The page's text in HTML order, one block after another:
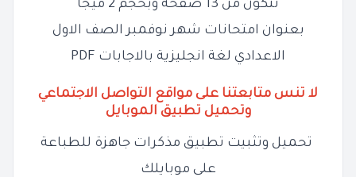
تتكون من 13 صفحة وبحجم 2 ميجا
بعنوان امتحانات شهر نوفمبر الصف الاول
الاعدادي لغة انجليزية بالاجابات PDF
لا تنس متابعتنا على مواقع التواصل الاجتماعي
وتحميل تطبيق الموبايل
تحميل وتثبيت تطبيق مذكرات جاهزة للطباعة
على موبايلك